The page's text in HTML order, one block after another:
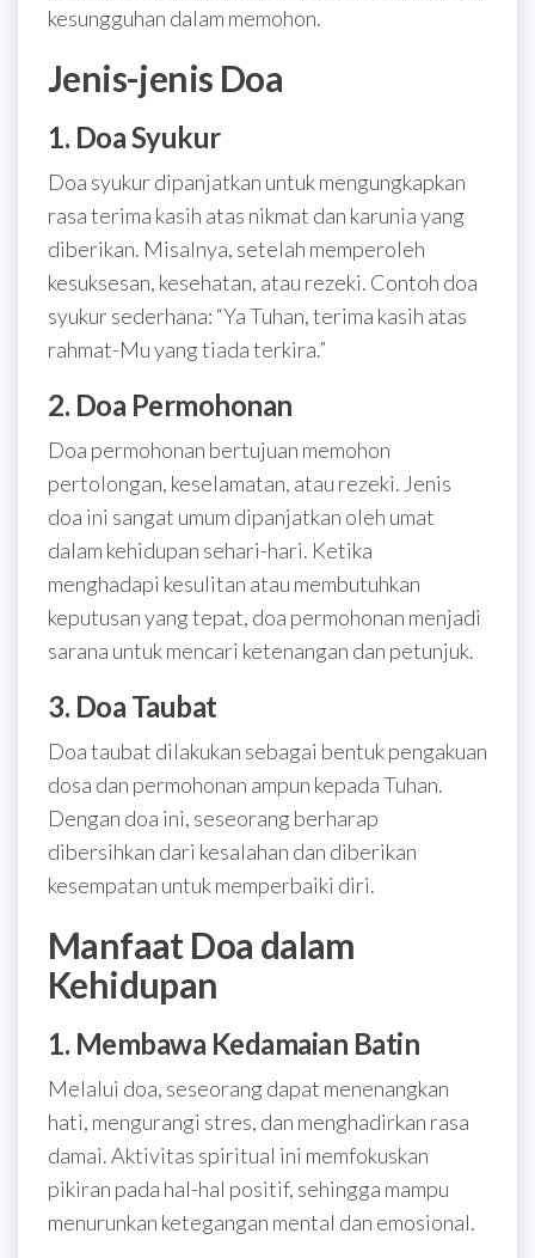
kesungguhan dalam memohon.
Jenis-jenis Doa
1. Doa Syukur
Doa syukur dipanjatkan untuk mengungkapkan
rasa terima kasih atas nikmat dan karunia yang
diberikan. Misalnya, setelah memperoleh
kesuksesan, kesehatan, atau rezeki. Contoh doa
syukur sederhana: “Ya Tuhan, terima kasih atas
rahmat-Mu yang tiada terkira.”
2. Doa Permohonan
Doa permohonan bertujuan memohon
pertolongan, keselamatan, atau rezeki. Jenis
doa ini sangat umum dipanjatkan oleh umat
dalam kehidupan sehari-hari. Ketika
menghadapi kesulitan atau membutuhkan
keputusan yang tepat, doa permohonan menjadi
sarana untuk mencari ketenangan dan petunjuk.
3. Doa Taubat
Doa taubat dilakukan sebagai bentuk pengakuan
dosa dan permohonan ampun kepada Tuhan.
Dengan doa ini, seseorang berharap
dibersihkan dari kesalahan dan diberikan
kesempatan untuk memperbaiki diri.
Manfaat Doa dalam
Kehidupan
1. Membawa Kedamaian Batin
Melalui doa, seseorang dapat menenangkan
hati, mengurangi stres, dan menghadirkan rasa
damai. Aktivitas spiritual ini memfokuskan
pikiran pada hal-hal positif, sehingga mampu
menurunkan ketegangan mental dan emosional.